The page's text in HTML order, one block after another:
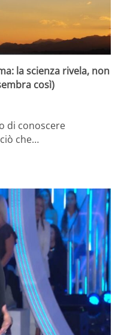
la scienza rivela, non
così)
di conoscere
che…